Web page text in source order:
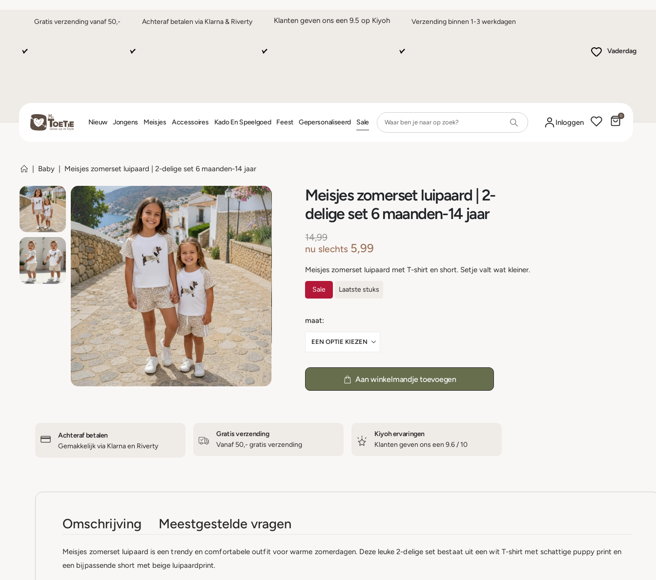
Gratis verzending vanaf 50,- Achteraf betalen via Klarna & Riverty Klanten geven ons een 9.5 op Kiyoh Verzending binnen 1-3 werkdagen
Vaderdag
Nieuw Jongens Meisjes Accessoires Kado En Speelgoed Feest Gepersonaliseerd Sale Inloggen
0
Baby Meisjes zomerset luipaard | 2-delige set 6 maanden-14 jaar
Meisjes zomerset luipaard | 2-
delige set 6 maanden-14 jaar
14,99
nu slechts 5,99
Meisjes zomerset luipaard met T-shirt en short. Setje valt wat kleiner.
Sale Laatste stuks
maat
Aan winkelmandje toevoegen
Achteraf betalen
Gemakkelijk via Klarna en Riverty
Gratis verzending
Vanaf 50,- gratis verzending
Kiyoh ervaringen
Klanten geven ons een 9.6 / 10
Omschrijving Meestgestelde vragen
Meisjes zomerset luipaard is een trendy en comfortabele outfit voor warme zomerdagen. Deze leuke 2-delige set bestaat uit een wit T-shirt met schattige puppy print en
een bijpassende short met beige luipaardprint.